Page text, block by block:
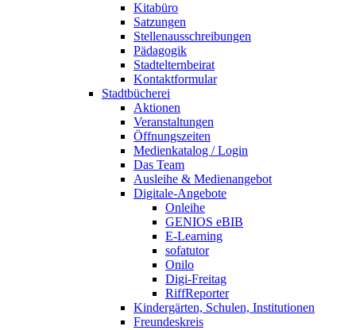
Kitabüro
Satzungen
Stellenausschreibungen
Pädagogik
Stadtelternbeirat
Kontaktformular
Stadtbücherei
Aktionen
Veranstaltungen
Öffnungszeiten
Medienkatalog / Login
Das Team
Ausleihe & Medienangebot
Digitale-Angebote
Onleihe
GENIOS eBIB
E-Learning
sofatutor
Onilo
Digi-Freitag
RiffReporter
Kindergärten, Schulen, Institutionen
Freundeskreis